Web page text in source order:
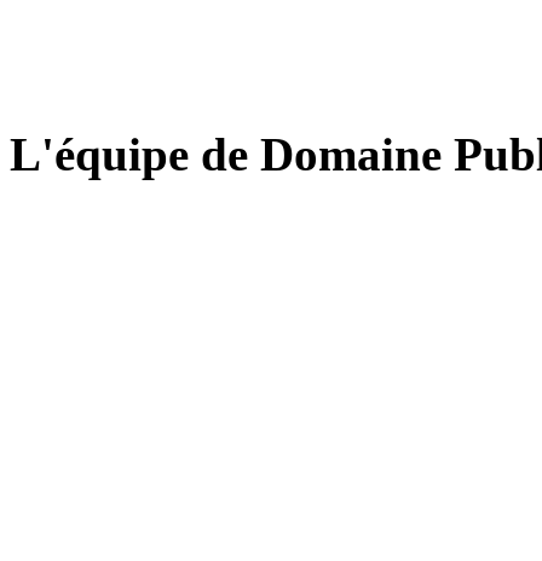
L'équipe de Domaine